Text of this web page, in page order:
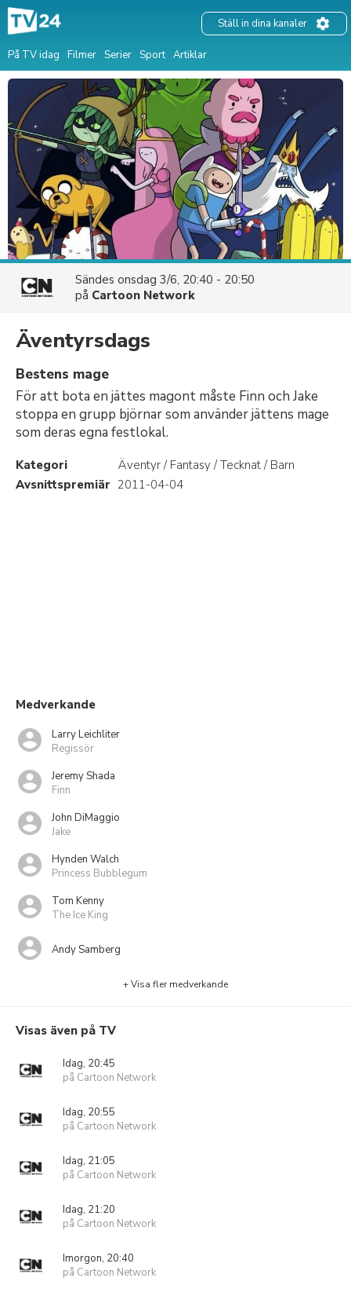
På TV idag Filmer Serier Sport Artiklar
Ställ in dina kanaler
Sändes onsdag 3/6, 20:40 - 20:50
på Cartoon Network
Äventyrsdags
Bestens mage
För att bota en jättes magont måste Finn och Jake
stoppa en grupp björnar som använder jättens mage
som deras egna festlokal.
Kategori
Äventyr / Fantasy / Tecknat / Barn
Avsnittspremiär 2011-04-04
Medverkande
Larry Leichliter
Regissör
Jeremy Shada
Finn
John DiMaggio
Jake
Hynden Walch
Princess Bubblegum
Tom Kenny
The Ice King
Andy Samberg
+ Visa fler medverkande
Visas även på TV
Idag, 20:45
på Cartoon Network
Idag, 20:55
på Cartoon Network
Idag, 21:05
på Cartoon Network
Idag, 21:20
på Cartoon Network
Imorgon, 20:40
på Cartoon Network